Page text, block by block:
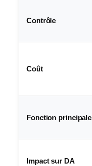
Contrôle
Coût
Fonction principale
Impact sur DA